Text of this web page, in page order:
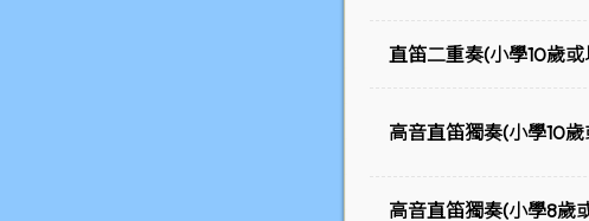
直笛二重奏(小學10歲
高音直笛獨奏(小學10
高音直笛獨奏(小學8歲